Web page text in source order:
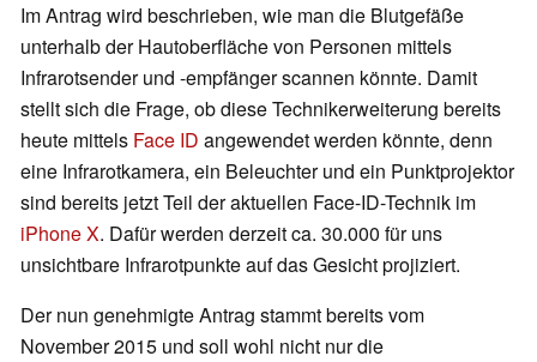
Im Antrag wird beschrieben, wie man die Blutgefäße
unterhalb der Hautoberfläche von Personen mittels
Infrarotsender und -empfänger scannen könnte. Damit
stellt sich die Frage, ob diese Technikerweiterung bereits
heute mittels Face ID angewendet werden könnte, denn
eine Infrarotkamera, ein Beleuchter und ein Punktprojektor
sind bereits jetzt Teil der aktuellen Face-ID-Technik im
iPhone X. Dafür werden derzeit ca. 30.000 für uns
unsichtbare Infrarotpunkte auf das Gesicht projiziert.
Der nun genehmigte Antrag stammt bereits vom
November 2015 und soll wohl nicht nur die